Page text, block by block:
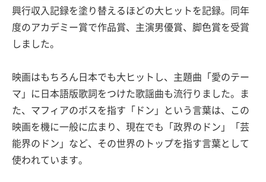
興行収入記録を塗り替えるほどの大ヒットを記録。同年
度のアカデミー賞で作品賞、主演男優賞、脚色賞を受賞
しました。
映画はもちろん日本でも大ヒットし、主題曲「愛のテー
マ」に日本語版歌詞をつけた歌謡曲も流行りました。ま
た、マフィアのボスを指す「ドン」という言葉は、この
映画を機に一般に広まり、現在でも「政界のドン」「芸
能界のドン」など、その世界のトップを指す言葉として
使われています。